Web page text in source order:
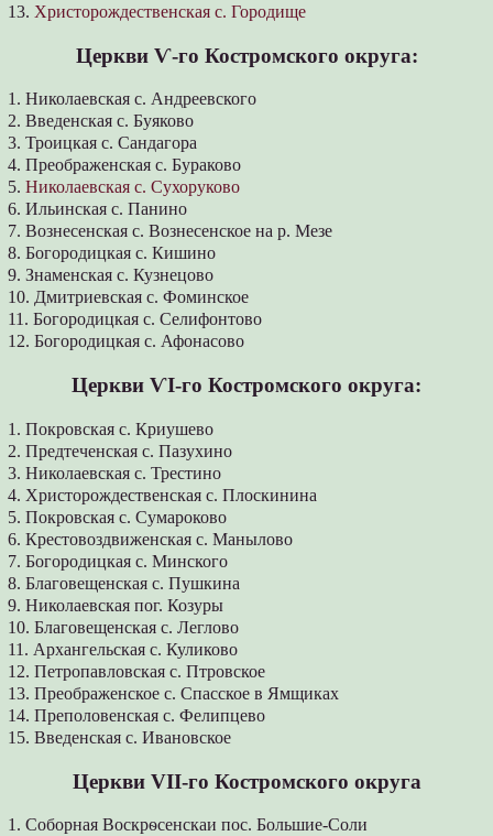
13. Христорождественская с. Городище
Церкви Ѵ-го Костромского округа:
1. Николаевская с. Андреевского
2. Введенская с. Буяково
3. Троицкая с. Сандагора
4. Преображенская с. Бураково
5.Николаевская с. Сухоруково
6. Ильинская с. Панино
7. Вознесенская с. Вознесенское на р. Мезе
8. Богородицкая с. Кишино
9. Знаменская с. Кузнецово
10. Дмитриевская с. Фоминское
11. Богородицкая с. Селифонтово
12. Богородицкая с. Афонасово
Церкви ѴІ-го Костромского округа:
1. Покровская с. Криушево
2. Предтеченская с. Пазухино
3. Николаевская с. Трестино
4. Христорождественская с. Плоскинина
5. Покровская с. Сумароково
6. Крестовоздвиженская с. Манылово
7. Богородицкая с. Минского
8. Благовещенская с. Пушкина
9. Николаевская пог. Козуры
10. Благовещенская с. Леглово
11. Архангельская с. Куликово
12. Петропавловская с. Птровское
13. Преображенское с. Спасское в Ямщиках
14. Преполовенская с. Фелипцево
15. Введенская с. Ивановское
Церкви VII-го Костромского округа
1. Соборная Воскрѳсенскаи пос. Большие-Соли